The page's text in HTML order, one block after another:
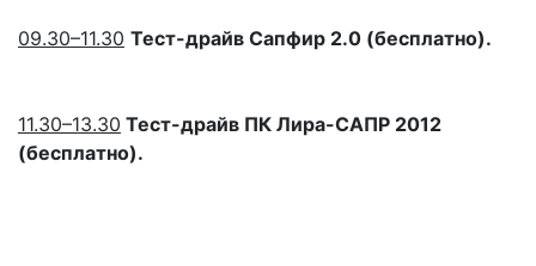
09.30–11.30 Тест-драйв Сапфир 2.0 (бесплатно).
11.30–13.30 Тест-драйв ПК Лира-САПР 2012
(бесплатно).